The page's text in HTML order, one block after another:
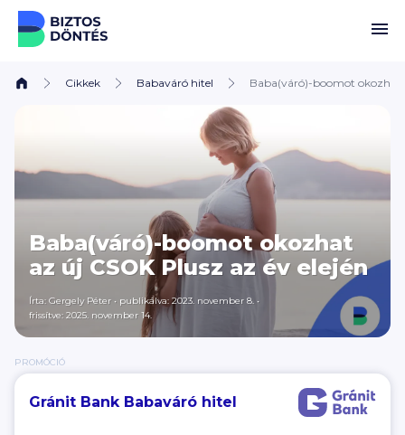
Ugrás a tartalomhoz
Cikkek Babaváró hitel Baba(váró)-boomot okozhat
Baba(váró)-boomot okozhat
az új CSOK Plusz az év elején
Írta: Gergely Péter • publikálva: 2023. november 8. •
frissítve: 2025. november 14.
PROMÓCIÓ
Gránit Bank Babaváró hitel